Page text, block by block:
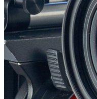
14.07.2026
Justiz der Zukunft
zieht positive Bilanz
Nordrhein-Westfalen
01.07.2026
Newsletter Juli 2026
30.06.2026
288 Anwärterinnen
der
30.06.2026
RechtSpecial -